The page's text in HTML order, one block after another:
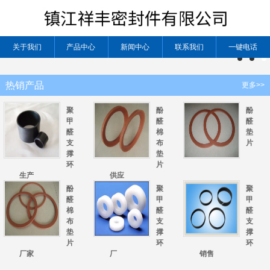
关于我们 产品中心 新闻中心 联系我们 一键电话
热销产品 更多>>
聚
甲
醛
支
撑
环
生产
酚
醛
棉
布
垫
片
供应
酚
醛
垫
片
酚
醛
棉
布
垫
片
厂家
聚
甲
醛
支
撑
环
厂
聚
甲
醛
支
撑
环
销售